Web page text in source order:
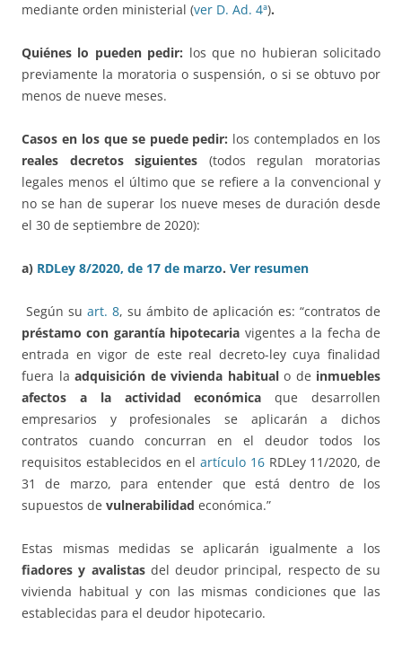
mediante orden ministerial (ver D. Ad. 4ª).
Quiénes lo pueden pedir: los que no hubieran solicitado
previamente la moratoria o suspensión, o si se obtuvo por
menos de nueve meses.
Casos en los que se puede pedir: los contemplados en los
reales decretos siguientes (todos regulan moratorias
legales menos el último que se refiere a la convencional y
no se han de superar los nueve meses de duración desde
el 30 de septiembre de 2020):
a) RDLey 8/2020, de 17 de marzo. Ver resumen
Según su art. 8, su ámbito de aplicación es: “contratos de
préstamo con garantía hipotecaria vigentes a la fecha de
entrada en vigor de este real decreto-ley cuya finalidad
fuera la adquisición de vivienda habitualo de inmuebles
afectos a la actividad económica que desarrollen
empresarios y profesionales se aplicarán a dichos
contratos cuando concurran en el deudor todos los
requisitos establecidos en el artículo 16RDLey 11/2020, de
31 de marzo, para entender que está dentro de los
supuestos de vulnerabilidad económica.”
Estas mismas medidas se aplicarán igualmente a los
fiadores y avalistasdel deudor principal, respecto de su
vivienda habitual y con las mismas condiciones que las
establecidas para el deudor hipotecario.